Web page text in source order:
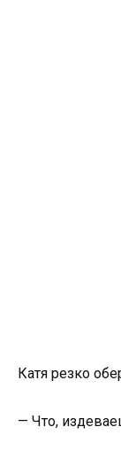
Катя резко
— Что,